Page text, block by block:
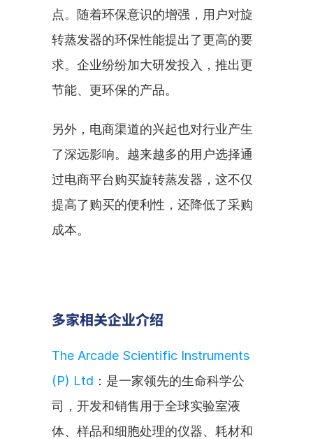
点。随着环保意识的增强，用户对旋
转蒸发器的环保性能提出了更高的要
求。企业纷纷加大研发投入，推出更
节能、更环保的产品。
另外，电商渠道的兴起也对行业产生
了深远影响。越来越多的用户选择通
过电商平台购买旋转蒸发器，这不仅
提高了购买的便利性，还降低了采购
成本。
多家相关企业介绍
The Arcade Scientific Instruments
(P) Ltd ：是一家领先的生命科学公
司，开发和销售用于全球实验室液
体、样品和细胞处理的仪器、耗材和